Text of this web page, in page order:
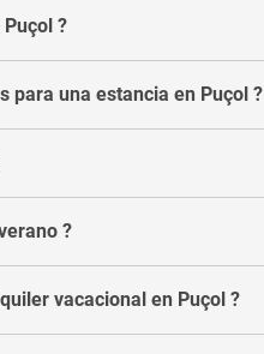
?
para una estancia en Puçol ?
?
vacacional en Puçol ?